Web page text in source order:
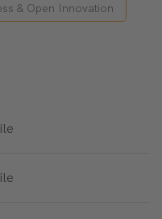
& Open Innovation